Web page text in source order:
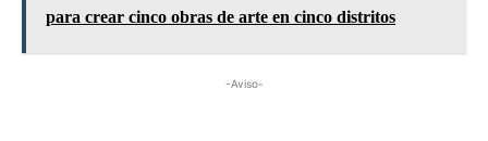
para crear cinco obras de arte en cinco distritos
-Aviso-